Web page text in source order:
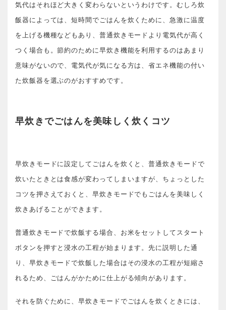
気代はそれほど大きく変わらないというわけです。むしろ炊
飯器によっては、短時間でごはんを炊くために、急激に温度
を上げる機種などもあり、普通炊きモードより電気代が高く
つく場合も。節約のために早炊き機能を利用するのはあまり
意味がないので、電気代が気になる方は、省エネ機能の付い
た炊飯器を選ぶのがおすすめです。
早炊きでごはんを美味しく炊くコツ
早炊きモードに設定してごはんを炊くと、普通炊きモードで
炊いたときとは食感が変わってしまいますが、ちょっとした
コツを押さえておくと、早炊きモードでもごはんを美味しく
炊きあげることができます。
普通炊きモードで炊飯する場合、お米をセットしてスタート
ボタンを押すと浸水の工程が始まります。先に説明した通
り、早炊きモードで炊飯した場合はその浸水の工程が短縮さ
れるため、ごはんがかために仕上がる傾向があります。
それを防ぐために、早炊きモードでごはんを炊くときには、